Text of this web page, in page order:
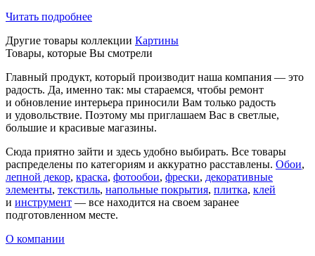
Читать подробнее
Другие товары коллекции Картины
Товары, которые Вы смотрели
Главный продукт, который производит наша компания — это
радость. Да, именно так: мы стараемся, чтобы ремонт
и обновление интерьера приносили Вам только радость
и удовольствие. Поэтому мы приглашаем Вас в светлые,
большие и красивые магазины.
Сюда приятно зайти и здесь удобно выбирать. Все товары
распределены по категориям и аккуратно расставлены. Обои,
лепной декор, краска, фотообои, фрески, декоративные
элементы, текстиль, напольные покрытия, плитка, клей
и инструмент — все находится на своем заранее
подготовленном месте.
О компании